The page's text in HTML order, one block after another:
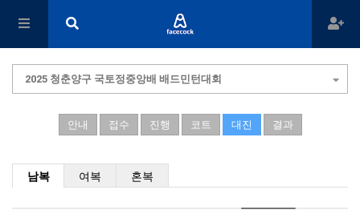
2025 청춘양구 국토정중앙배 배드민턴대회
안내 접수 진행 코트 대진 결과
남복 여복 혼복